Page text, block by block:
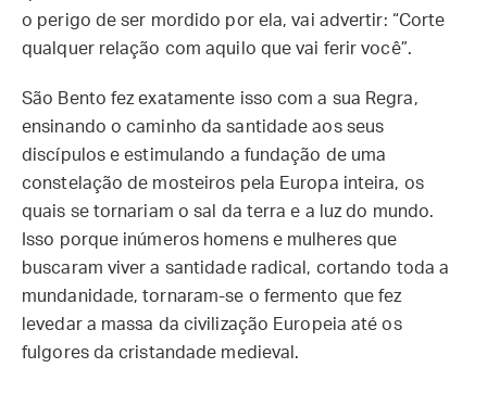
o perigo de ser mordido por ela, vai advertir: “Corte
qualquer relação com aquilo que vai ferir você”.
São Bento fez exatamente isso com a sua Regra,
ensinando o caminho da santidade aos seus
discípulos e estimulando a fundação de uma
constelação de mosteiros pela Europa inteira, os
quais se tornariam o sal da terra e a luz do mundo.
Isso porque inúmeros homens e mulheres que
buscaram viver a santidade radical, cortando toda a
mundanidade, tornaram-se o fermento que fez
levedar a massa da civilização Europeia até os
fulgores da cristandade medieval.